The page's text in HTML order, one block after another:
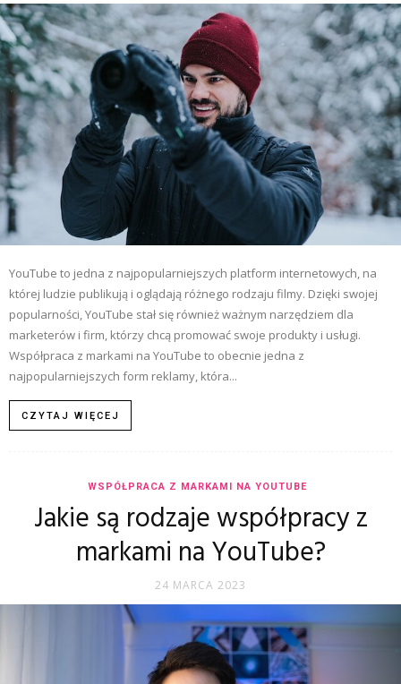
YouTube to jedna z najpopularniejszych platform internetowych, na
której ludzie publikują i oglądają różnego rodzaju filmy. Dzięki swojej
popularności, YouTube stał się również ważnym narzędziem dla
marketerów i firm, którzy chcą promować swoje produkty i usługi.
Współpraca z markami na YouTube to obecnie jedna z
najpopularniejszych form reklamy, która...
CZYTAJ WIĘCEJ
WSPÓŁPRACA Z MARKAMI NA YOUTUBE
Jakie są rodzaje współpracy z
markami na YouTube?
24 MARCA 2023